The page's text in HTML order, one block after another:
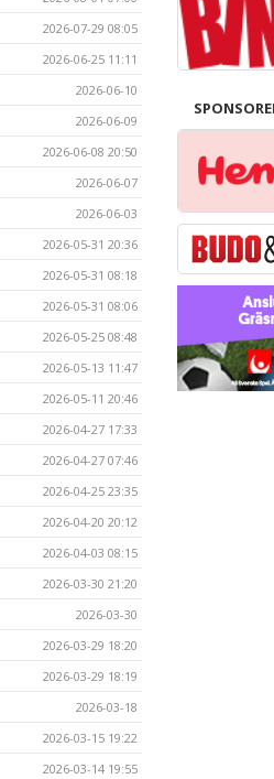
2026-07-29 08:05
2026-06-25 11:11
2026-06-10
2026-06-09
2026-06-08 20:50
2026-06-07
2026-06-03
2026-05-31 20:36
2026-05-31 08:18
2026-05-31 08:06
2026-05-25 08:48
2026-05-13 11:47
2026-05-11 20:46
2026-04-27 17:33
2026-04-27 07:46
2026-04-25 23:35
2026-04-20 20:12
2026-04-03 08:15
2026-03-30 21:20
2026-03-30
2026-03-29 18:20
2026-03-29 18:19
2026-03-18
2026-03-15 19:22
2026-03-14 19:55